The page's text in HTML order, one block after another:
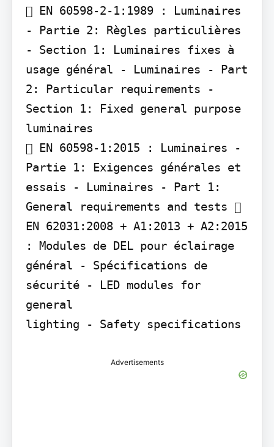
 EN 60598-2-1:1989 : Luminaires
- Partie 2: Règles particulières
- Section 1: Luminaires fixes à
usage général - Luminaires - Part
2: Particular requirements -
Section 1: Fixed general purpose
luminaires
 EN 60598-1:2015 : Luminaires -
Partie 1: Exigences générales et
essais - Luminaires - Part 1:
General requirements and tests 
EN 62031:2008 + A1:2013 + A2:2015
: Modules de DEL pour éclairage
général - Spécifications de
sécurité - LED modules for
general
lighting - Safety specifications
Advertisements